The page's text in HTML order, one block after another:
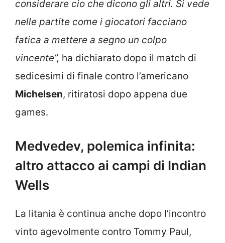
considerare cio che dicono gli altri. Si vede
nelle partite come i giocatori facciano
fatica a mettere a segno un colpo
vincente”, ha dichiarato dopo il match di
sedicesimi di finale contro l’americano
Michelsen, ritiratosi dopo appena due
games.
Medvedev, polemica infinita:
altro attacco ai campi di Indian
Wells
La litania è continua anche dopo l’incontro
vinto agevolmente contro Tommy Paul,